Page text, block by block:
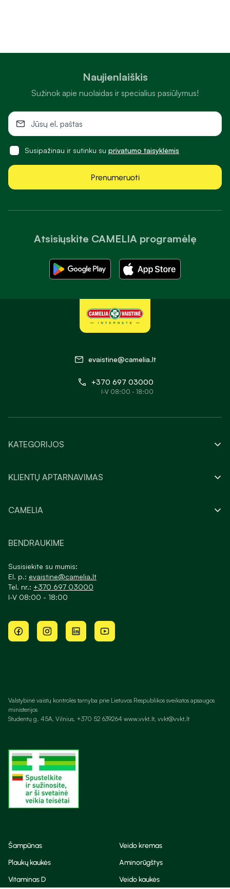
Atsisiųskite CAMELIA programėlę
Naujienlaiškis
Sužinok apie nuolaidas ir specialius pasiūlymus!
Susipažinau ir sutinku su privatumo taisyklėmis
Prenumeruoti
evaistine@camelia.lt
+370 697 03000
I-V 08:00 - 18:00
KATEGORIJOS
KLIENTŲ APTARNAVIMAS
CAMELIA
BENDRAUKIME
Susisiekite su mumis:
El. p.: evaistine@camelia.lt
Tel. nr.: +370 697 03000
I-V 08:00 - 18:00
Valstybinė vaistų kontrolės tarnyba prie Lietuvos Respublikos sveikatos apsaugos
ministerijos
Studentų g. 45A, Vilnius, +370 52 639264 www.vvkt.lt, vvkt@vvkt.lt
Šampūnas
Veido kremas
Plaukų kaukės
Aminorūgštys
Vitaminas D
Veido kaukės